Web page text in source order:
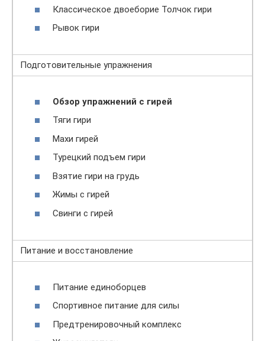
Классическое двоеборие Толчок гири
Рывок гири
Подготовительные упражнения
Обзор упражнений с гирей
Тяги гири
Махи гирей
Турецкий подъем гири
Взятие гири на грудь
Жимы с гирей
Свинги с гирей
Питание и восстановление
Питание единоборцев
Спортивное питание для силы
Предтренировочный комплекс